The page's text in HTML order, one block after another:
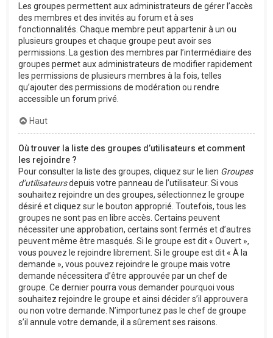
Les groupes permettent aux administrateurs de gérer l’accès
des membres et des invités au forum et à ses
fonctionnalités. Chaque membre peut appartenir à un ou
plusieurs groupes et chaque groupe peut avoir ses
permissions. La gestion des membres par l’intermédiaire des
groupes permet aux administrateurs de modifier rapidement
les permissions de plusieurs membres à la fois, telles
qu’ajouter des permissions de modération ou rendre
accessible un forum privé.
Haut
Où trouver la liste des groupes d’utilisateurs et comment
les rejoindre ?
Pour consulter la liste des groupes, cliquez sur le lien Groupes
d’utilisateursdepuis votre panneau de l’utilisateur. Si vous
souhaitez rejoindre un des groupes, sélectionnez le groupe
désiré et cliquez sur le bouton approprié. Toutefois, tous les
groupes ne sont pas en libre accès. Certains peuvent
nécessiter une approbation, certains sont fermés et d’autres
peuvent même être masqués. Si le groupe est dit « Ouvert »,
vous pouvez le rejoindre librement. Si le groupe est dit « À la
demande », vous pouvez rejoindre le groupe mais votre
demande nécessitera d’être approuvée par un chef de
groupe. Ce dernier pourra vous demander pourquoi vous
souhaitez rejoindre le groupe et ainsi décider s’il approuvera
ou non votre demande. N’importunez pas le chef de groupe
s’il annule votre demande, il a sûrement ses raisons.